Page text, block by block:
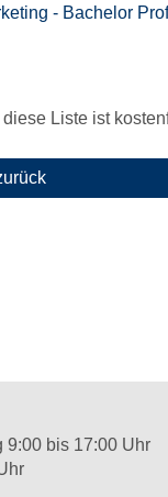
- Bachelor
Liste ist
9:00 bis 17:00 Uhr